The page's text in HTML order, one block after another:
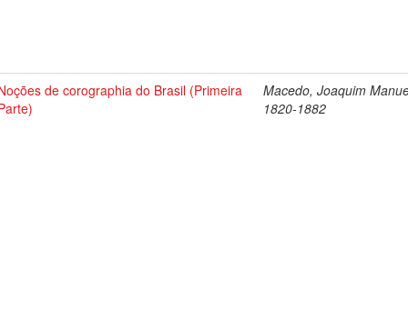
de corographia do Brasil (Primeira
Macedo, Joaquim
1820-1882